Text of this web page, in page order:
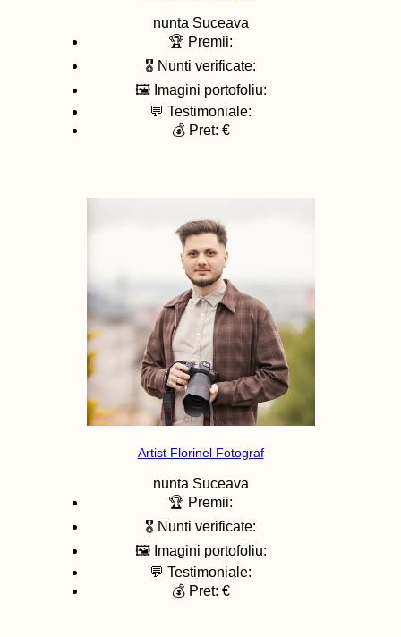
nunta Suceava
🏆 Premii:
🎖️ Nunti verificate:
🖼️ Imagini portofoliu:
💬 Testimoniale:
💰 Pret: €
Artist Florinel Fotograf
nunta Suceava
🏆 Premii:
🎖️ Nunti verificate:
🖼️ Imagini portofoliu:
💬 Testimoniale:
💰 Pret: €